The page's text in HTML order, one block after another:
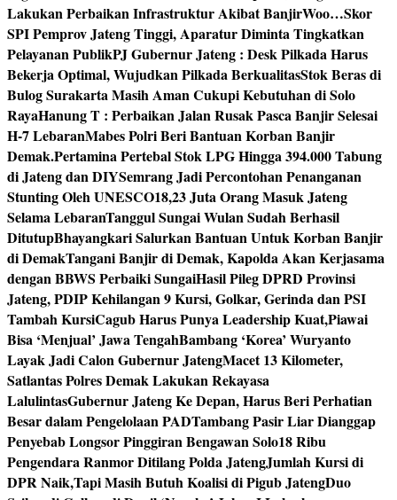
Lakukan Perbaikan Infrastruktur Akibat BanjirWoo…Skor
SPI Pemprov Jateng Tinggi, Aparatur Diminta Tingkatkan
Pelayanan PublikPJ Gubernur Jateng : Desk Pilkada Harus
Bekerja Optimal, Wujudkan Pilkada BerkualitasStok Beras di
Bulog Surakarta Masih Aman Cukupi Kebutuhan di Solo
RayaHanung T : Perbaikan Jalan Rusak Pasca Banjir Selesai
H-7 LebaranMabes Polri Beri Bantuan Korban Banjir
Demak.Pertamina Pertebal Stok LPG Hingga 394.000 Tabung
di Jateng dan DIYSemrang Jadi Percontohan Penanganan
Stunting Oleh UNESCO18,23 Juta Orang Masuk Jateng
Selama LebaranTanggul Sungai Wulan Sudah Berhasil
DitutupBhayangkari Salurkan Bantuan Untuk Korban Banjir
di DemakTangani Banjir di Demak, Kapolda Akan Kerjasama
dengan BBWS Perbaiki SungaiHasil Pileg DPRD Provinsi
Jateng, PDIP Kehilangan 9 Kursi, Golkar, Gerinda dan PSI
Tambah KursiCagub Harus Punya Leadership Kuat,Piawai
Bisa ‘Menjual’ Jawa TengahBambang ‘Korea’ Wuryanto
Layak Jadi Calon Gubernur JatengMacet 13 Kilometer,
Satlantas Polres Demak Lakukan Rekayasa
LalulintasGubernur Jateng Ke Depan, Harus Beri Perhatian
Besar dalam Pengelolaan PADTambang Pasir Liar Dianggap
Penyebab Longsor Pinggiran Bengawan Solo18 Ribu
Pengendara Ranmor Ditilang Polda JatengJumlah Kursi di
DPR Naik,Tapi Masih Butuh Koalisi di Pigub JatengDuo